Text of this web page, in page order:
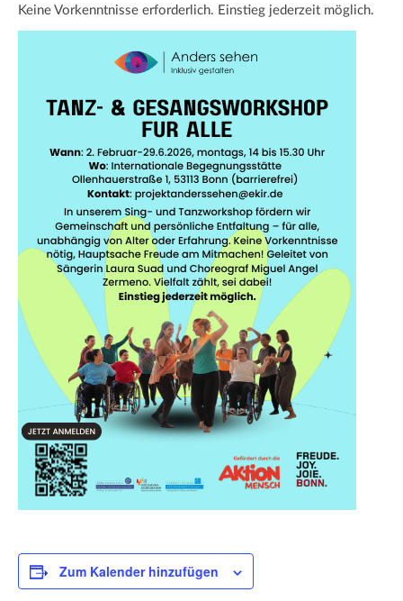
Keine Vorkenntnisse erforderlich. Einstieg jederzeit möglich.
Zum Kalender hinzufügen